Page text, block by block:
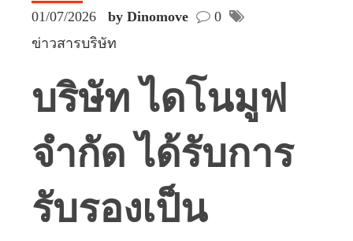
01/07/2026 by Dinomove
0
ข่าวสารบริษัท
บริษัท ไดโนมูฟ
จำกัด ได้รับการ
รับรองเป็น